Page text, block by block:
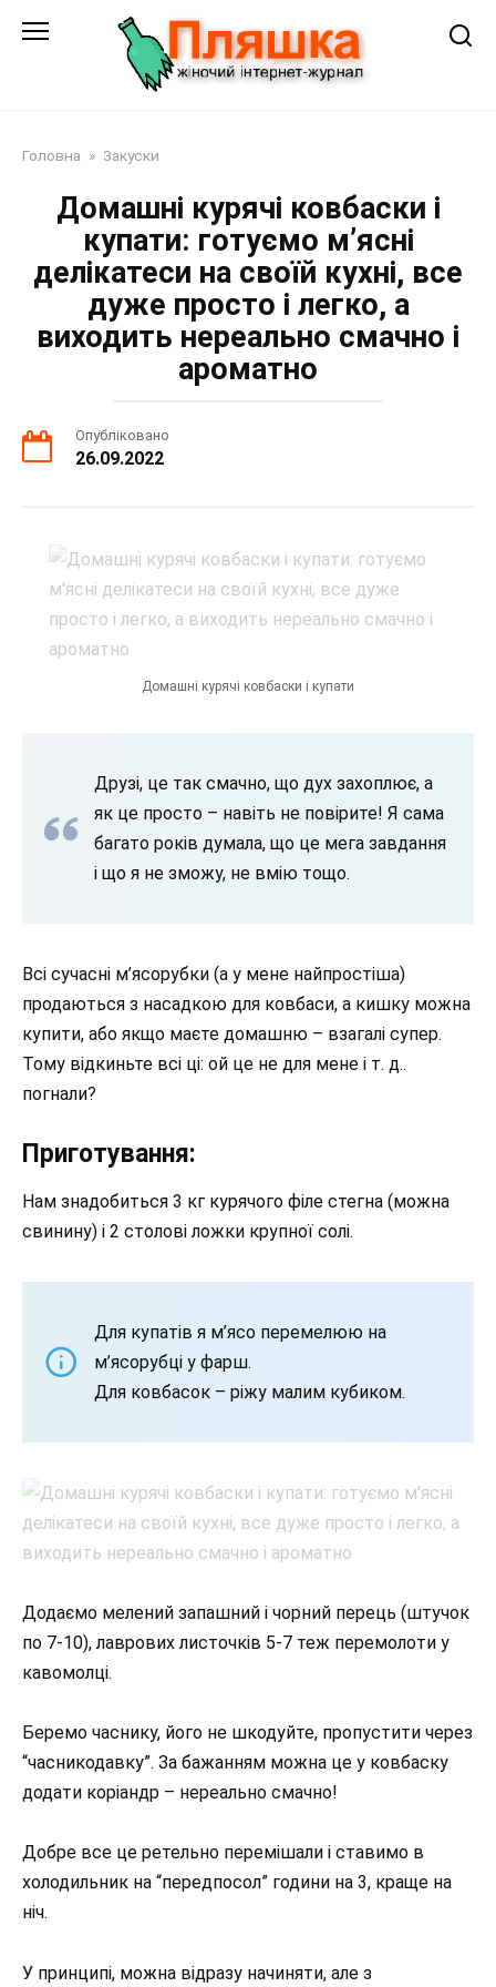
Головна » Закуски
Домашні курячі ковбаски і
купати: готуємо м’ясні
делікатеси на своїй кухні, все
дуже просто і легко, а
виходить нереально смачно і
ароматно
Опубліковано
26.09.2022
Домашні курячі ковбаски і купати
Друзі, це так смачно, що дух захоплює, а
як це просто – навіть не повірите! Я сама
багато років думала, що це мега завдання
і що я не зможу, не вмію тощо.
Всі сучасні м’ясорубки (а у мене найпростіша)
продаються з насадкою для ковбаси, а кишку можна
купити, або якщо маєте домашню – взагалі супер.
Тому відкиньте всі ці: ой це не для мене і т. д..
погнали?
Приготування:
Нам знадобиться 3 кг курячого філе стегна (можна
свинину) і 2 столові ложки крупної солі.
Для купатів я м’ясо перемелюю на
м’ясорубці у фарш.
Для ковбасок – ріжу малим кубиком.
Додаємо мелений запашний і чорний перець (штучок
по 7-10), лаврових листочків 5-7 теж перемолоти у
кавомолці.
Беремо часнику, його не шкодуйте, пропустити через
“часникодавку”. За бажанням можна це у ковбаску
додати коріандр – нереально смачно!
Добре все це ретельно перемішали і ставимо в
холодильник на “передпосол” години на 3, краще на
ніч.
У принципі, можна відразу начиняти, але з